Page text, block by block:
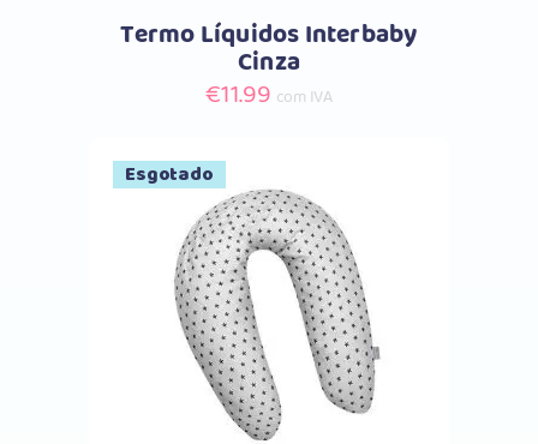
Termo Líquidos Interbaby
Cinza
€11.99 com IVA
Esgotado
Comprar